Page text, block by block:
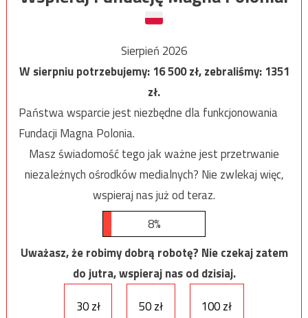
Sierpień 2026
W sierpniu potrzebujemy:16 500zł, zebraliśmy:1351
zł.
Państwa wsparcie jest niezbędne dla funkcjonowania
Fundacji Magna Polonia.
Masz świadomość tego jak ważne jest przetrwanie
niezależnych ośrodków medialnych? Nie zwlekaj więc,
wspieraj nas już od teraz.
8%
Uważasz, że robimy dobrą robotę? Nie czekaj zatem
do jutra, wspieraj nas od dzisiaj.
30 zł
50 zł 100 zł